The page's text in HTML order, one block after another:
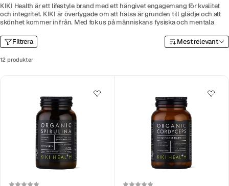
KIKI Health är ett lifestyle brand med ett hängivet engagemang för kvalitet
och integritet. KIKI är övertygade om att hälsa är grunden till glädje och att
skönhet kommer inifrån. Med fokus på människans fysiska och mentala
och aktiva ingredienser.
kommer antingen från certifierade ekologiska odlingar eller från viltväxande
Filtrera
12 produkter
Mest relevant